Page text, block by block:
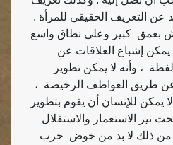
عن التعريف الحقيقي للمرأة .
بعمق كبير وعلى نطاق واسع
يمكن إشباع العلاقات عن
، وأنه لا يمكن تطوير
طريق العواطف الرخيصة ،
للإنسان أن يقوم بتطوير
الاستعمار والاستقلال
ذلك لا بد من خوض حرب